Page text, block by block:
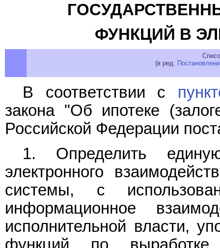
ФУНКЦИЙ В
(в ред.
В соответствии с
закона "Об ипотеке
Российской Федерации
1. Определить
электронного
системы, с
информационное
исполнительной власти,
функций по выработке